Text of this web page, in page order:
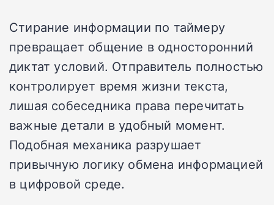
Стирание информации по таймеру
превращает общение в односторонний
диктат условий. Отправитель полностью
контролирует время жизни текста,
лишая собеседника права перечитать
важные детали в удобный момент.
Подобная механика разрушает
привычную логику обмена информацией
в цифровой среде.